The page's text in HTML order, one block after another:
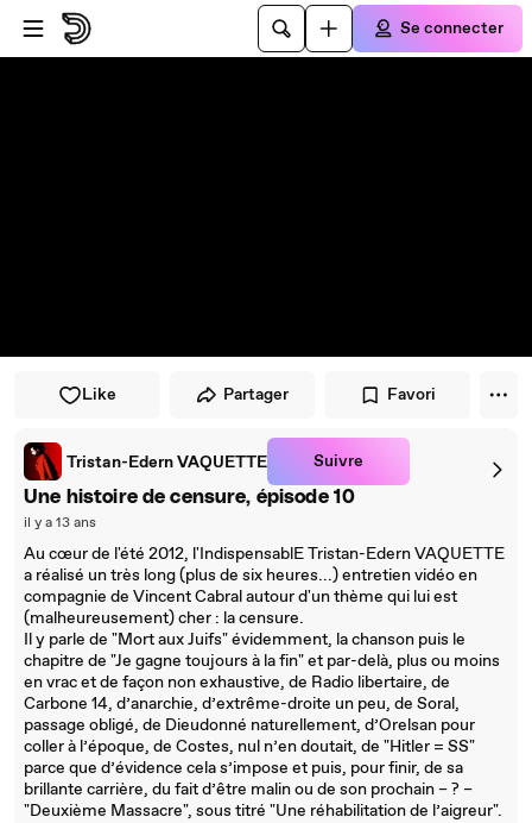
Passer au player
Passer au contenu principal
Se connecter
Like Partager Favori
Tristan-Edern VAQUETTE Suivre
Une histoire de censure, épisode 10
il y a 13 ans
Au cœur de l'été 2012, l'IndispensablE Tristan-Edern VAQUETTE
a réalisé un très long (plus de six heures...) entretien vidéo en
compagnie de Vincent Cabral autour d'un thème qui lui est
(malheureusement) cher : la censure.
Il y parle de "Mort aux Juifs" évidemment, la chanson puis le
chapitre de "Je gagne toujours à la fin" et par-delà, plus ou moins
en vrac et de façon non exhaustive, de Radio libertaire, de
Carbone 14, d’anarchie, d’extrême-droite un peu, de Soral,
passage obligé, de Dieudonné naturellement, d’Orelsan pour
coller à l’époque, de Costes, nul n’en doutait, de "Hitler = SS"
parce que d’évidence cela s’impose et puis, pour finir, de sa
brillante carrière, du fait d’être malin ou de son prochain – ? –
"Deuxième Massacre", sous titré "Une réhabilitation de l’aigreur".